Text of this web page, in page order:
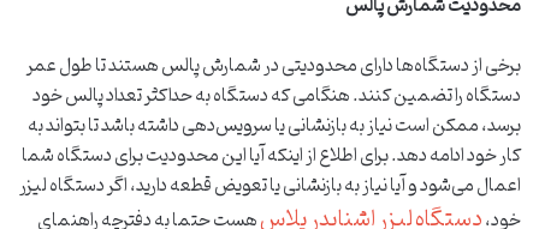
برخی از دستگاه‌ها دارای محدودیتی در شمارش پالس هستند تا طول عمر
دستگاه را تضمین کنند. هنگامی که دستگاه به حداکثر تعداد پالس خود
برسد، ممکن است نیاز به بازنشانی یا سرویس‌دهی داشته باشد تا بتواند به
کار خود ادامه دهد. برای اطلاع از اینکه آیا این محدودیت برای دستگاه شما
اعمال می‌شود و آیا نیاز به بازنشانی یا تعویض قطعه دارید، اگر دستگاه لیزر
خود،دستگاه لیزر اشنایدر پلاسهست حتما به دفترچه راهنمای